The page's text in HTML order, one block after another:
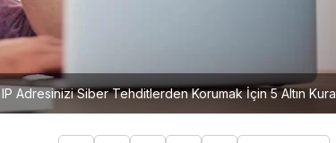
IP Adresinizi Siber Tehditlerden Korumak İçin 5 Altın Kural